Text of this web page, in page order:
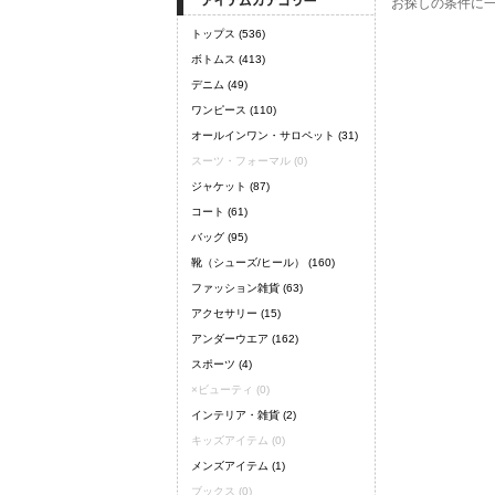
トップス (536)
ボトムス (413)
デニム (49)
ワンピース (110)
オールインワン・サロペット (31)
スーツ・フォーマル (0)
ジャケット (87)
コート (61)
バッグ (95)
靴（シューズ/ヒール） (160)
ファッション雑貨 (63)
アクセサリー (15)
アンダーウエア (162)
スポーツ (4)
× ビューティ (0)
インテリア・雑貨 (2)
キッズアイテム (0)
メンズアイテム (1)
ブックス (0)
お探しの条件に